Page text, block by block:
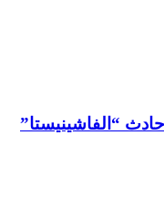
“الفاشينيستا”